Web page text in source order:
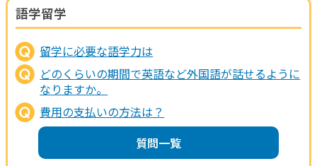
語学留学
留学に必要な語学力は
どのくらいの期間で英語など外国語が話せるように
なりますか。
費用の支払いの方法は？
質問一覧